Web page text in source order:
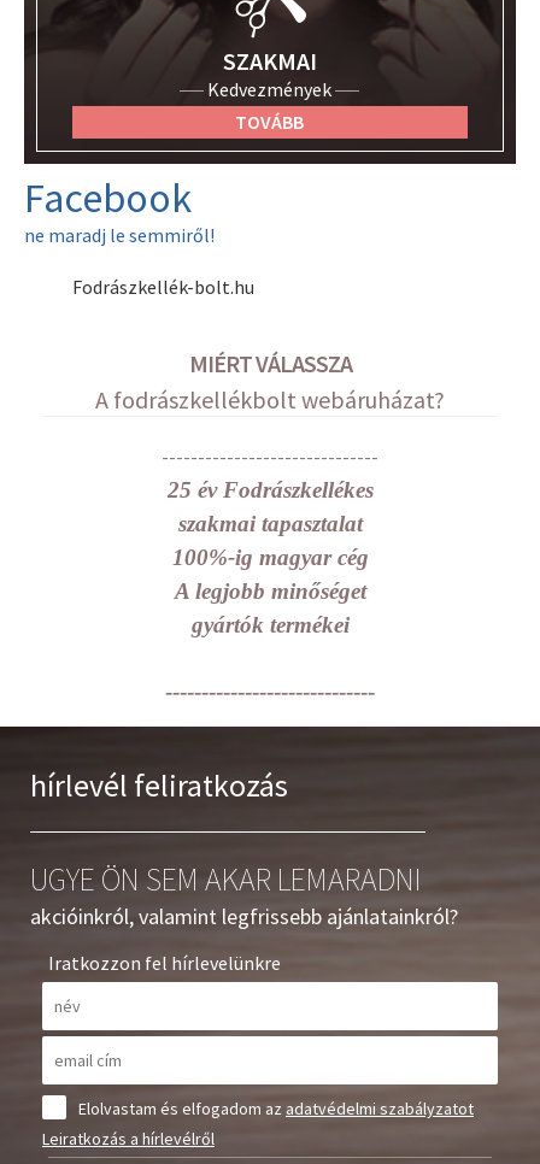
SZAKMAI
Kedvezmények
TOVÁBB
Facebook
ne maradj le semmiről!
Fodrászkellék-bolt.hu
MIÉRT VÁLASSZA
A fodrászkellékbolt webáruházat?
------------------------------
25 év Fodrászkellékes
szakmai tapasztalat
100%-ig magyar cég
A legjobb minőséget
gyártók termékei
-----------------------------
hírlevél feliratkozás
UGYE ÖN SEM AKAR LEMARADNI
akcióinkról, valamint legfrissebb ajánlatainkról?
Iratkozzon fel hírlevelünkre
Elolvastam és elfogadom azadatvédelmi szabályzatot
Leiratkozás a hírlevélről